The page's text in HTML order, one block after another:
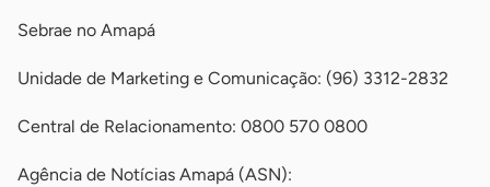
Sebrae no Amapá
Unidade de Marketing e Comunicação: (96) 3312-2832
Central de Relacionamento: 0800 570 0800
Agência de Notícias Amapá (ASN):